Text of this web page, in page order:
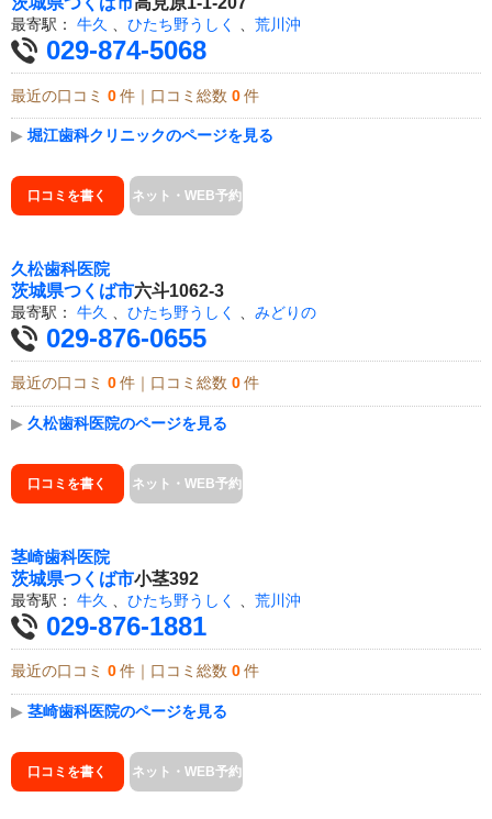
最寄駅： 牛久 、 ひたち野うしく 、 荒川沖
029-874-5068
最近の口コミ 0 件｜口コミ総数 0 件
▶ 堀江歯科クリニックのページを見る
口コミを書く ネット・WEB予約
久松歯科医院
茨城県つくば市六斗1062-3
最寄駅： 牛久 ひたち野うしく みどりの
029-876-0655
最近の口コミ 0 件｜口コミ総数 0 件
▶ 久松歯科医院のページを見る
口コミを書く ネット・WEB予約
茎崎歯科医院
茨城県つくば市小茎392
最寄駅： 牛久 ひたち野うしく 荒川沖
029-876-1881
最近の口コミ 0 件｜口コミ総数 0 件
▶ 茎崎歯科医院のページを見る
口コミを書く ネット・WEB予約